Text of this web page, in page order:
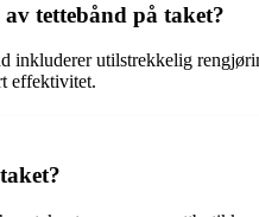
tettebånd på taket?
inkluderer utilstrekkelig
effektivitet.